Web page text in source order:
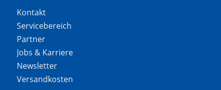
Kontakt
Servicebereich
Partner
Jobs & Karriere
Newsletter
Versandkosten